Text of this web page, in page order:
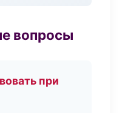
вопросы
при